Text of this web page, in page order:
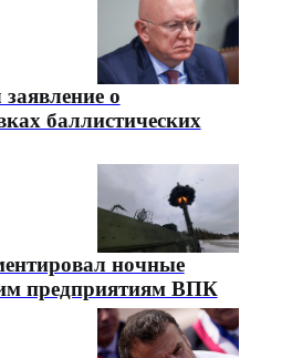
заявление о
баллистических
ночные
предприятиям ВПК